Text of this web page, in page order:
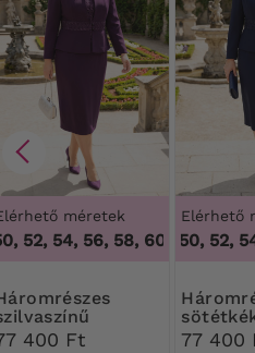
méretek
52, 54, 56, 58, 60, 46, 48,
csipkével
400 Ft
Elérhető
46, 48, 50, 52,
Háromrészes
77 400